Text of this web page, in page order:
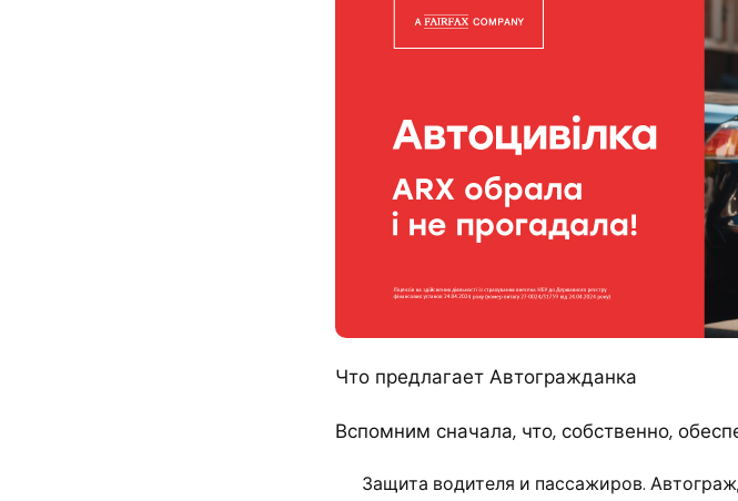
Что предлагает Автогражданка
Вспомним сначала, что, собственно,
Защита водителя и пассажиров.